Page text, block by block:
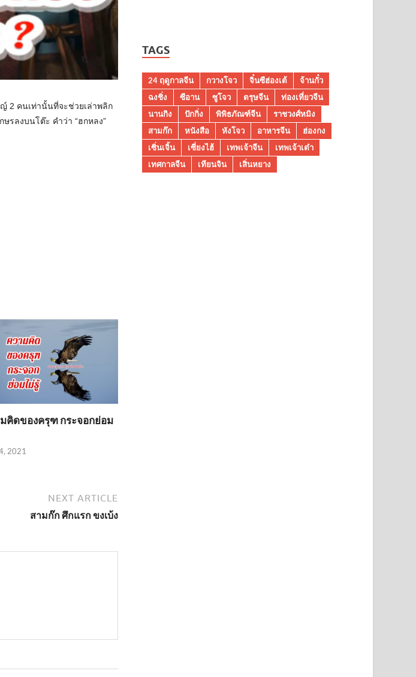
2 คนเท่านั้นที่จะช่วยเล่าพลิก
รลงบนโต๊ะ คำว่า “ฮกหลง”
คิดของครุฑ กระจอกย่อม
2021
NEXT ARTICLE
สามก๊ก ศึกแรก ขงเบ้ง
TAGS
24 ฤดูกาลจีน กวางโจว จิ๋นซีฮ่องเต้
จ้านกั๋ว
ฉงชิ่ง
ซีอาน ซูโจว ตรุษจีน
ท่องเที่ยวจีน
นานกิง
ปักกิ่ง พิพิธภัณฑ์จีน
ราชวงศ์หมิง
สามก๊ก
หนังสือ หังโจว อาหารจีน
ฮ่องกง
เซิ่นเจิ้น
เซี่ยงไฮ้ เทพเจ้าจีน
เทพเจ้าเต๋า
เทศกาลจีน
เทียนจิน เสิ่นหยาง